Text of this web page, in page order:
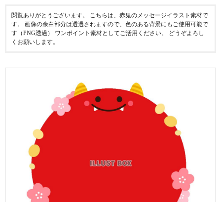
閲覧ありがとうございます。 こちらは、赤鬼のメッセージイラスト素材で
す。 画像の余白部分は透過されますので、色のある背景にもご使用可能で
す（PNG透過） ワンポイント素材としてご活用ください。 どうぞよろし
くお願いします。